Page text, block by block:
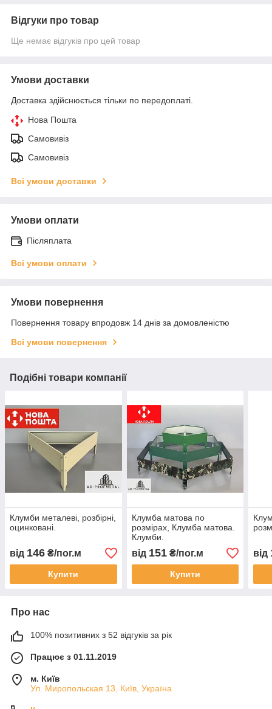
Відгуки про товар
Ще немає відгуків про цей товар
Умови доставки
Доставка здійснюється тільки по передоплаті.
Нова Пошта
Самовивіз
Самовивіз
Всі умови доставки
Умови оплати
Післяплата
Всі умови оплати
Умови повернення
Повернення товару впродовж 14 днів за домовленістю
Всі умови повернення
Подібні товари компанії
Клумби металеві, розбірні,
оцинковані.
від 146 ₴/пог.м
Купити
Клумба матова по
розмірах, Клумба матова.
Клумби.
від 151₴/пог.м
Купити
від
Про нас
100% позитивних з 52 відгуків за рік
Працює з 01.11.2019
м. Київ
Ул. Миропольская 13, Київ, Україна